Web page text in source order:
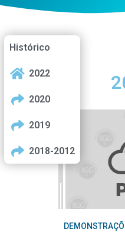
Histórico
2022
2020
2019
2018-2012